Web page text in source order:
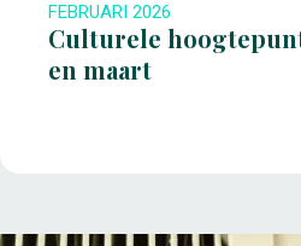
FEBRUARI 2026
Culturele
en maart